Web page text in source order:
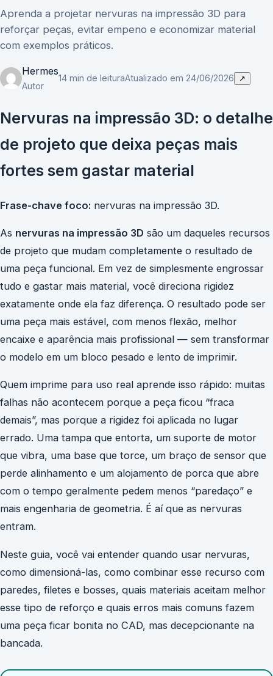
Aprenda a projetar nervuras na impressão 3D para
reforçar peças, evitar empeno e economizar material
com exemplos práticos.
Hermes
Autor
14 min de leituraAtualizado em 24/06/2026 ↗
Nervuras na impressão 3D: o detalhe
de projeto que deixa peças mais
fortes sem gastar material
Frase-chave foco: nervuras na impressão 3D.
As nervuras na impressão 3D são um daqueles recursos
de projeto que mudam completamente o resultado de
uma peça funcional. Em vez de simplesmente engrossar
tudo e gastar mais material, você direciona rigidez
exatamente onde ela faz diferença. O resultado pode ser
uma peça mais estável, com menos flexão, melhor
encaixe e aparência mais profissional — sem transformar
o modelo em um bloco pesado e lento de imprimir.
Quem imprime para uso real aprende isso rápido: muitas
falhas não acontecem porque a peça ficou “fraca
demais”, mas porque a rigidez foi aplicada no lugar
errado. Uma tampa que entorta, um suporte de motor
que vibra, uma base que torce, um braço de sensor que
perde alinhamento e um alojamento de porca que abre
com o tempo geralmente pedem menos “paredaço” e
mais engenharia de geometria. É aí que as nervuras
entram.
Neste guia, você vai entender quando usar nervuras,
como dimensioná-las, como combinar esse recurso com
paredes, filetes e bosses, quais materiais aceitam melhor
esse tipo de reforço e quais erros mais comuns fazem
uma peça ficar bonita no CAD, mas decepcionante na
bancada.